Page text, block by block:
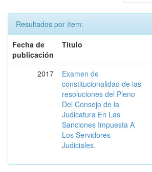
Resultados por ítem:
Fecha de
publicación
Título
2017
Examen de
constitucionalidad de las
resoluciones del Pleno
Del Consejo de la
Judicatura En Las
Sanciones Impuesta A
Los Servidores
Judiciales.